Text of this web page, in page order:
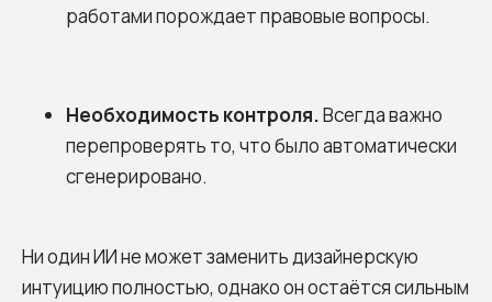
работами порождает правовые вопросы.
Необходимость контроля.Всегда важно
перепроверять то, что было автоматически
сгенерировано.
Ни один ИИ не может заменить дизайнерскую
интуицию полностью, однако он остаётся сильным
Агентство
Проекты
Услуги
О нас
Карьера
Стратегия
Брендинг
Нейминг